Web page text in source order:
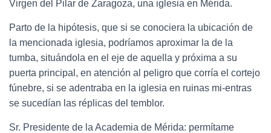
Virgen del Pilar de Zaragoza, una iglesia en Mérida.
Parto de la hipótesis, que si se conociera la ubicación de
la mencionada iglesia, podríamos aproximar la de la
tumba, situándola en el eje de aquella y próxima a su
puerta principal, en atención al peligro que corría el cortejo
fúnebre, si se adentraba en la iglesia en ruinas mi-entras
se sucedían las réplicas del temblor.
Sr. Presidente de la Academia de Mérida: permítame